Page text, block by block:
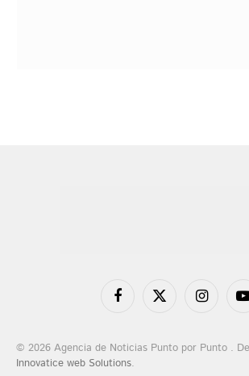
FacebookX
Instagram
© 2026 Agencia de Noticias Punto por Punto .
Innovatice web Solutions.